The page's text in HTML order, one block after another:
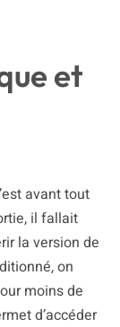
et
avant tout
il fallait
la version de
on
moins de
d’accéder